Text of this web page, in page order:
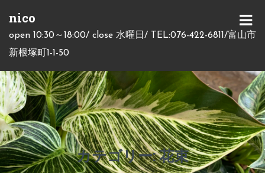
t
o
c
o
n
t
nico
open 10:30～18:00/ close 水曜日/ TEL:076-422-6811/富山市
新根塚町1-1-50
M
N
U
カテゴリー:花束